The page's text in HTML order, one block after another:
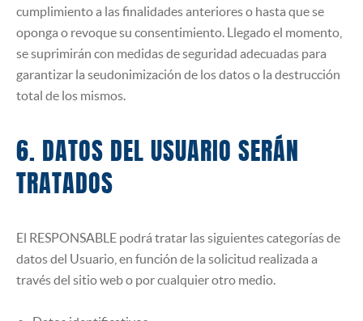
cumplimiento a las finalidades anteriores o hasta que se
oponga o revoque su consentimiento. Llegado el momento,
se suprimirán con medidas de seguridad adecuadas para
garantizar la seudonimización de los datos o la destrucción
total de los mismos.
6. DATOS DEL USUARIO SERÁN
TRATADOS
El RESPONSABLE podrá tratar las siguientes categorías de
datos del Usuario, en función de la solicitud realizada a
través del sitio web o por cualquier otro medio.